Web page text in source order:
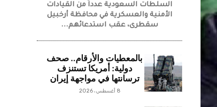
السلطات السعودية عدداً من القيادات
الأمنية والعسكرية في محافظة أرخبيل
سقطرى، عقب استدعائهم...
بالمعطيات والأرقام.. صحف
دولية: أمريكا تستنزف
ترسانتها في مواجهة إيران
8 أغسطس، 2026